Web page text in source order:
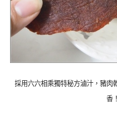
採用六六相乘獨特秘方滷汁，豬肉
香！